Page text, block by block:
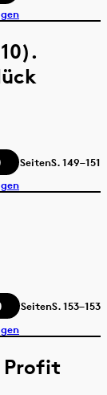
SeitenS.149–151
SeitenS.153–153
Profit